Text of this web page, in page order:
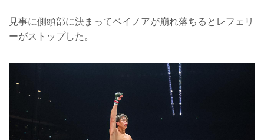
見事に側頭部に決まってベイノアが崩れ落ちるとレフェリ
ーがストップした。